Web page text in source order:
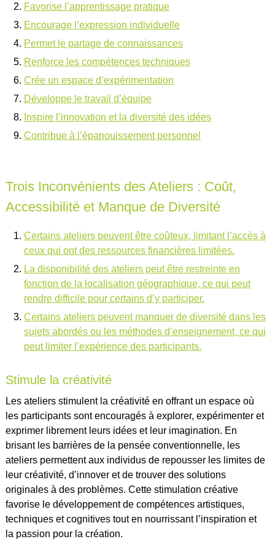
Favorise l’apprentissage pratique
Encourage l’expression individuelle
Permet le partage de connaissances
Renforce les compétences techniques
Crée un espace d’expérimentation
Développe le travail d’équipe
Inspire l’innovation et la diversité des idées
Contribue à l’épanouissement personnel
Trois Inconvénients des Ateliers : Coût,
Accessibilité et Manque de Diversité
Certains ateliers peuvent être coûteux, limitant l’accès à
ceux qui ont des ressources financières limitées.
La disponibilité des ateliers peut être restreinte en
fonction de la localisation géographique, ce qui peut
rendre difficile pour certains d’y participer.
Certains ateliers peuvent manquer de diversité dans les
sujets abordés ou les méthodes d’enseignement, ce qui
peut limiter l’expérience des participants.
Stimule la créativité
Les ateliers stimulent la créativité en offrant un espace où
les participants sont encouragés à explorer, expérimenter et
exprimer librement leurs idées et leur imagination. En
brisant les barrières de la pensée conventionnelle, les
ateliers permettent aux individus de repousser les limites de
leur créativité, d’innover et de trouver des solutions
originales à des problèmes. Cette stimulation créative
favorise le développement de compétences artistiques,
techniques et cognitives tout en nourrissant l’inspiration et
la passion pour la création.